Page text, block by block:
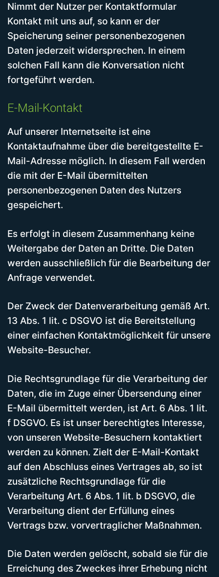
Nimmt der Nutzer per Kontaktformular
Kontakt mit uns auf, so kann er der
Speicherung seiner personenbezogenen
Daten jederzeit widersprechen. In einem
solchen Fall kann die Konversation nicht
fortgeführt werden.
E-Mail-Kontakt
Auf unserer Internetseite ist eine
Kontaktaufnahme über die bereitgestellte E-
Mail-Adresse möglich. In diesem Fall werden
die mit der E-Mail übermittelten
personenbezogenen Daten des Nutzers
gespeichert.
Es erfolgt in diesem Zusammenhang keine
Weitergabe der Daten an Dritte. Die Daten
werden ausschließlich für die Bearbeitung der
Anfrage verwendet.
Der Zweck der Datenverarbeitung gemäß Art.
13 Abs. 1 lit. c DSGVO ist die Bereitstellung
einer einfachen Kontaktmöglichkeit für unsere
Website-Besucher.
Die Rechtsgrundlage für die Verarbeitung der
Daten, die im Zuge einer Übersendung einer
E-Mail übermittelt werden, ist Art. 6 Abs. 1 lit.
f DSGVO. Es ist unser berechtigtes Interesse,
von unseren Website-Besuchern kontaktiert
werden zu können. Zielt der E-Mail-Kontakt
auf den Abschluss eines Vertrages ab, so ist
zusätzliche Rechtsgrundlage für die
Verarbeitung Art. 6 Abs. 1 lit. b DSGVO, die
Verarbeitung dient der Erfüllung eines
Vertrags bzw. vorvertraglicher Maßnahmen.
Die Daten werden gelöscht, sobald sie für die
Erreichung des Zweckes ihrer Erhebung nicht